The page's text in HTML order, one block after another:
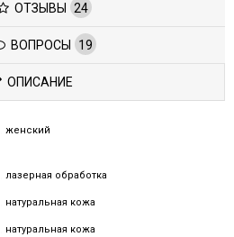
ОТЗЫВЫ 24
ВОПРОСЫ 19
ОПИСАНИЕ
женский
лазерная обработка
натуральная кожа
натуральная кожа